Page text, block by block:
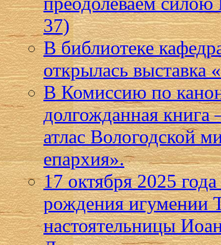
37)
В библиотеке
открылась
В Комиссию по
долгожданная
атлас Вологодской
епархия».
17 октября 2025
рождения игумении
настоятельницы